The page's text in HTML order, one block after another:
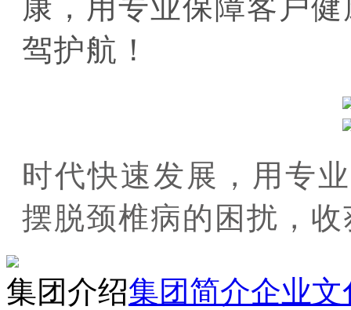
康，用专业保障客户
驾护航！
时代快速发展，用专
摆脱颈椎病的困扰，
集团介绍集团简介企业文